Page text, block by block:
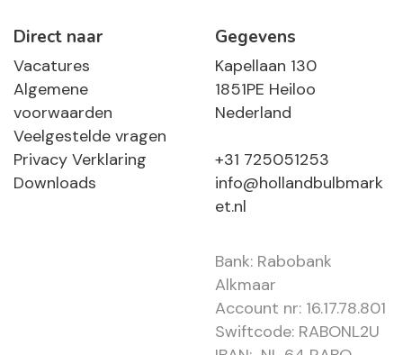
Direct naar
Vacatures
Algemene
voorwaarden
Veelgestelde vragen
Privacy Verklaring
Downloads
Gegevens
Kapellaan 130
1851PE Heiloo
Nederland
+31 725051253
info@hollandbulbmark
et.nl
Bank: Rabobank
Alkmaar
Account nr: 16.17.78.801
Swiftcode: RABONL2U